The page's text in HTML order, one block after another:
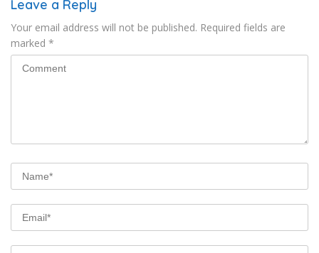
Leave a Reply
Your email address will not be published. Required fields are
marked *